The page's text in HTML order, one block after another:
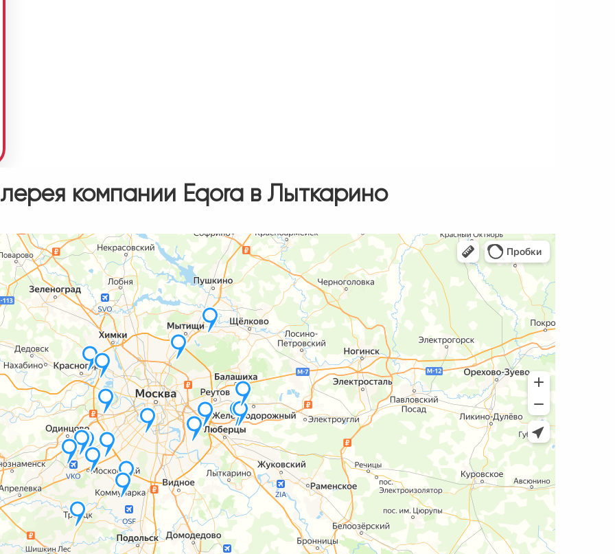
компании Eqora в Лыткарино